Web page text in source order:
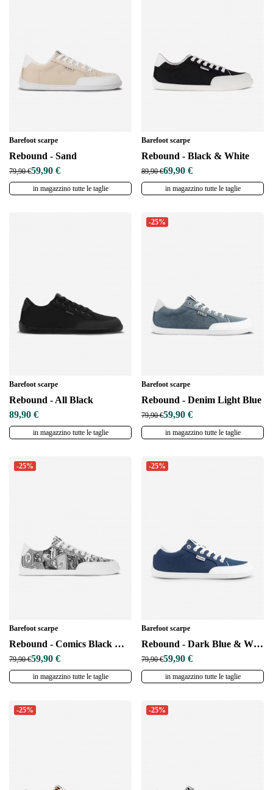
Barefoot scarpe
Rebound - Sand
79,90 €59,90 €
in magazzino tutte le taglie
Barefoot scarpe
Rebound - Black & White
89,90 €69,90 €
in magazzino tutte le taglie
Barefoot scarpe
Rebound - All Black
89,90 €
in magazzino tutte le taglie
-25%
Barefoot scarpe
Rebound - Denim Light Blue
79,90 €59,90 €
in magazzino tutte le taglie
-25%
Barefoot scarpe
Rebound - Comics Black & White
79,90 €59,90 €
in magazzino tutte le taglie
-25%
Barefoot scarpe
Rebound - Dark Blue & White
79,90 €59,90 €
in magazzino tutte le taglie
-25% -25%